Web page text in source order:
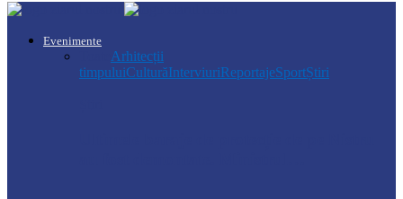
Evenimente
Arhitecții
timpuluiCulturăInterviuriReportajeSportȘtiri